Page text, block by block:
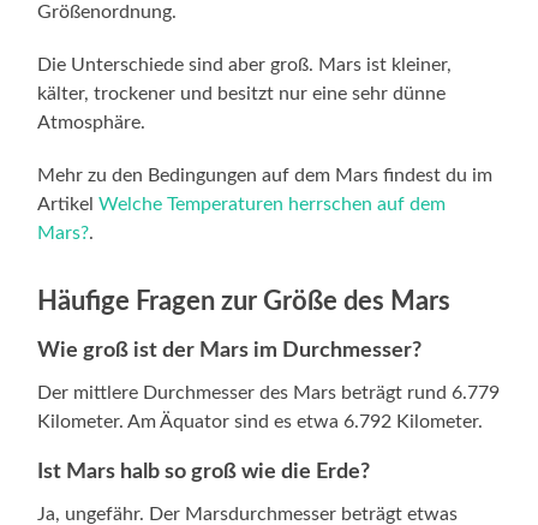
Größenordnung.
Die Unterschiede sind aber groß. Mars ist kleiner,
kälter, trockener und besitzt nur eine sehr dünne
Atmosphäre.
Mehr zu den Bedingungen auf dem Mars findest du im
ArtikelWelche Temperaturen herrschen auf dem
Mars?.
Häufige Fragen zur Größe des Mars
Wie groß ist der Mars im Durchmesser?
Der mittlere Durchmesser des Mars beträgt rund 6.779
Kilometer. Am Äquator sind es etwa 6.792 Kilometer.
Ist Mars halb so groß wie die Erde?
Ja, ungefähr. Der Marsdurchmesser beträgt etwas